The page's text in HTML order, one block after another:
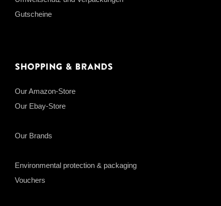
Gutscheine
Shopping & Brands
Our Amazon-Store
Our Ebay-Store
Our Brands
Environmental protection & packaging
Vouchers